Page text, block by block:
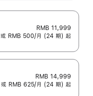
RMB 11,999
或 RMB 500/月 (24 期) 起
RMB 14,999
或 RMB 625/月 (24 期) 起